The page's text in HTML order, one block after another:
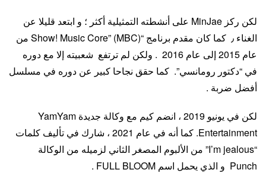
لكن ركز MinJae على أنشطته التمثيلية أكثر ؛ و ابتعد قليلا عن
الغناء ٫ كما كان مقدم برنامج “Show! Music Core” (MBC) من
عام 2015 إلى عام 2016 . ولكن لم ترتفع شعبيته إلا مع دوره
في “دكتور رومانسي”. كما حقق نجاحا كبير عن دوره في مسلسل
أفضل ضربة .
لكن في يونيو 2019 ، انضم كيم مع وكالة جديدة YamYam
Entertainment. كما أنه في عام 2021 ، شارك في تأليف كلمات
“I’m jealous” من الألبوم المصغر الثاني لزميله من الوكالة
Punch و الذي يحمل اسم FULL BLOOM .